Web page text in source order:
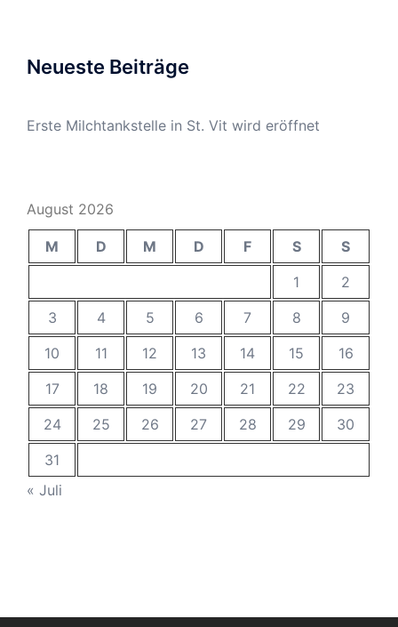
Neueste Beiträge
Erste Milchtankstelle in St. Vit wird eröffnet
August 2026
M D M D F S
S
1
2
3
4 5 6 7 8
9
10
11 12 13 14 15
16
17
18 19 20 21 22
23
24
25 26 27 28 29
30
31
« Juli